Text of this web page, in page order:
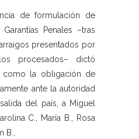
de formulación de
Penales –tras
presentados por
procesados– dictó
como la obligación de
ante la autoridad
del país, a Miguel
C., María B., Rosa
B.,